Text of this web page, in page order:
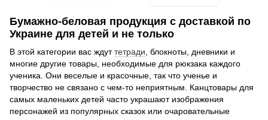
Бумажно-беловая продукция с доставкой по
Украине для детей и не только
В этой категории вас ждуттетради , блокноты, дневники и
многие другие товары, необходимые для рюкзака каждого
ученика. Они веселые и красочные, так что ученье и
творчество не связано с чем-то неприятным. Канцтовары для
самых маленьких детей часто украшают изображения
персонажей из популярных сказок или очаровательные